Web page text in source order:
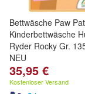
Bettwäsche Paw
Kinderbettwäsche
Ryder Rocky Gr.
NEU
35,95 €
Kostenloser Versand